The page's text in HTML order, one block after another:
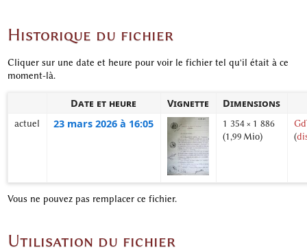
Historique du fichier
Cliquer sur une date et heure pour voir le fichier tel qu'il était à ce
moment-là.
Date et heure Vignette Dimensions
actuel 23 mars 2026 à 16:05
1 354 × 1 886
(1,99 Mio)
(
Vous ne pouvez pas remplacer ce fichier.
Utilisation du fichier